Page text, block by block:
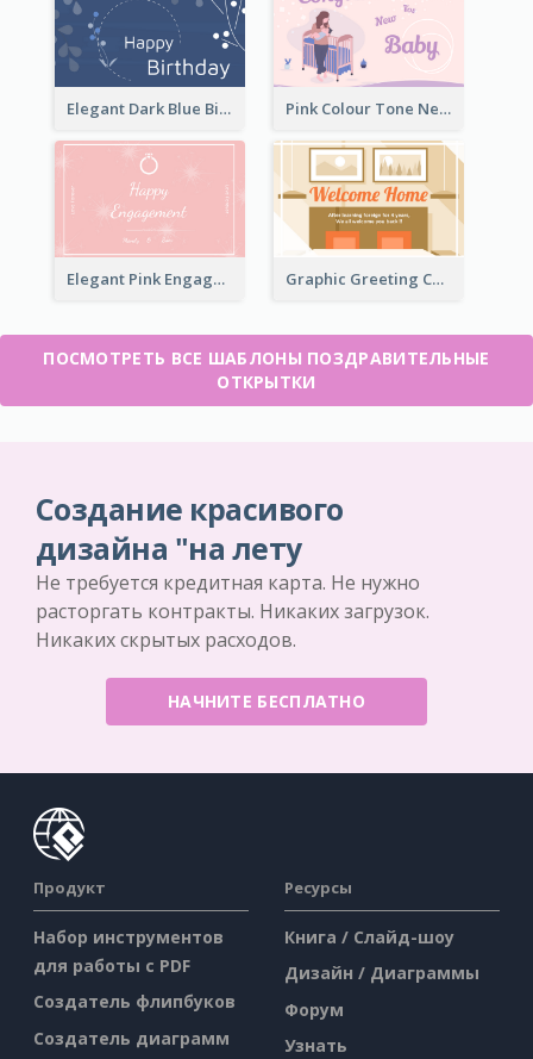
Elegant Dark Blue Birthday Card Pink Colour Tone New Baby Illustrated Greeting Card
Elegant Pink Engagement Greeting Card Graphic Greeting Card In Warm Colour Tone
ПОСМОТРЕТЬ ВСЕ ШАБЛОНЫ ПОЗДРАВИТЕЛЬНЫЕ
ОТКРЫТКИ
Создание красивого
дизайна "на лету
Не требуется кредитная карта. Не нужно
расторгать контракты. Никаких загрузок.
Никаких скрытых расходов.
НАЧНИТЕ БЕСПЛАТНО
Продукт
Набор инструментов
для работы с PDF
Создатель флипбуков
Создатель диаграмм
Ресурсы
Книга / Слайд-шоу
Дизайн / Диаграммы
Форум
Узнать